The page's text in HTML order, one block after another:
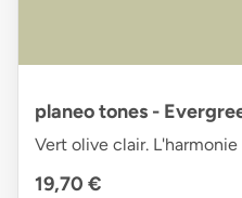
planeo tones -
Vert olive clair.
19,70 €